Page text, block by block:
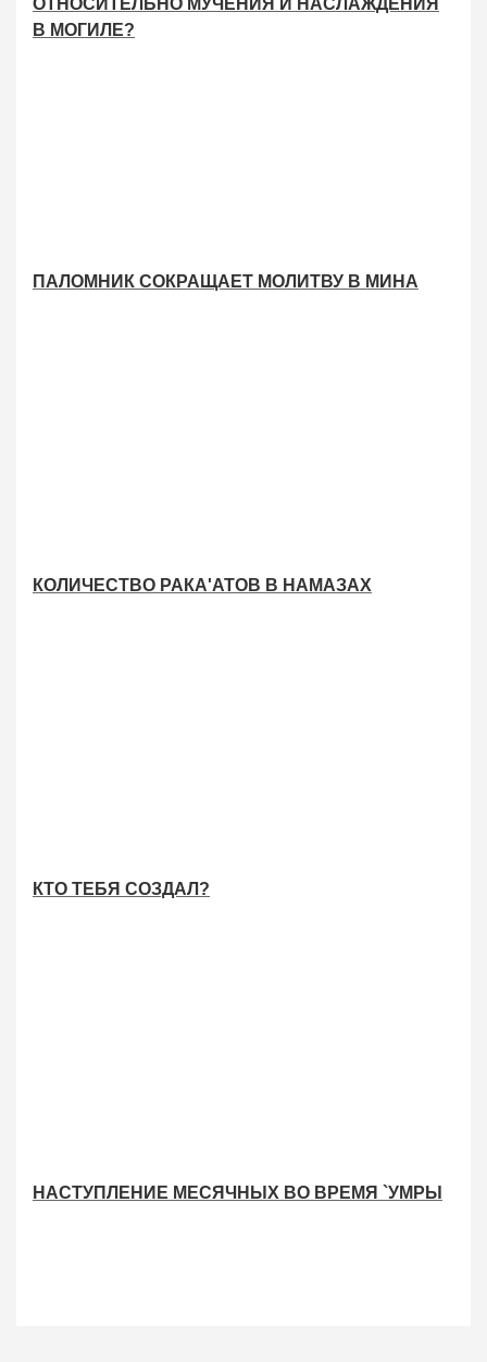
ОТНОСИТЕЛЬНО МУЧЕНИЯ И НАСЛАЖДЕНИЯ
В МОГИЛЕ?
ПАЛОМНИК СОКРАЩАЕТ МОЛИТВУ В МИНА
КОЛИЧЕСТВО РАКА'АТОВ В НАМАЗАХ
КТО ТЕБЯ СОЗДАЛ?
НАСТУПЛЕНИЕ МЕСЯЧНЫХ ВО ВРЕМЯ `УМРЫ